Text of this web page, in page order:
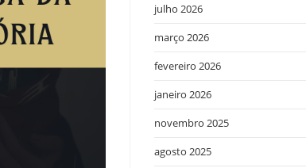
julho 2026
março 2026
fevereiro 2026
janeiro 2026
novembro 2025
agosto 2025